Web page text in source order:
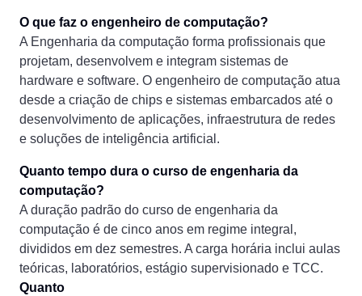
O que faz o engenheiro de computação?
A Engenharia da computação forma profissionais que
projetam, desenvolvem e integram sistemas de
hardware e software. O engenheiro de computação atua
desde a criação de chips e sistemas embarcados até o
desenvolvimento de aplicações, infraestrutura de redes
e soluções de inteligência artificial.
Quanto tempo dura o curso de engenharia da
computação?
A duração padrão do curso de engenharia da
computação é de cinco anos em regime integral,
divididos em dez semestres. A carga horária inclui aulas
teóricas, laboratórios, estágio supervisionado e TCC.
Quanto